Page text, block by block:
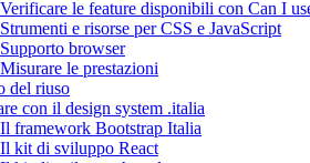
le feature disponibili con Can I
e risorse per CSS e JavaScript
browser
le prestazioni
del riuso
con il design system .italia
framework Bootstrap Italia
kit di sviluppo React